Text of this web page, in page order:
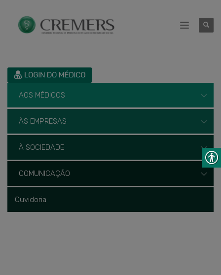
AOS MÉDICOS
ÀS EMPRESAS
À SOCIEDADE
COMUNICAÇÃO
Ouvidoria